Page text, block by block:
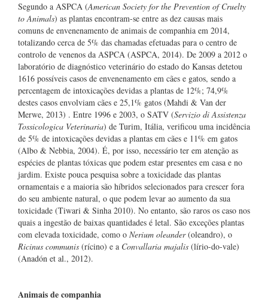
Segundo a ASPCA (American Society for the Prevention of Cruelty
to Animals) as plantas encontram-se entre as dez causas mais
comuns de envenenamento de animais de companhia em 2014,
totalizando cerca de 5% das chamadas efetuadas para o centro de
controlo de venenos da ASPCA (ASPCA, 2014). De 2009 a 2012 o
laboratório de diagnóstico veterinário do estado do Kansas detetou
1616 possíveis casos de envenenamento em cães e gatos, sendo a
percentagem de intoxicações devidas a plantas de 12%; 74,9%
destes casos envolviam cães e 25,1% gatos (Mahdi & Van der
Merwe, 2013) . Entre 1996 e 2003, o SATV (Servizio di Assistenza
Tossicologica Veterinaria) de Turim, Itália, verificou uma incidência
de 5% de intoxicações devidas a plantas em cães e 11% em gatos
(Albo & Nebbia, 2004). É, por isso, necessário ter em atenção as
espécies de plantas tóxicas que podem estar presentes em casa e no
jardim. Existe pouca pesquisa sobre a toxicidade das plantas
ornamentais e a maioria são híbridos selecionados para crescer fora
do seu ambiente natural, o que podem levar ao aumento da sua
toxicidade (Tiwari & Sinha 2010). No entanto, são raros os caso nos
quais a ingestão de baixas quantidades é letal. São exceções plantas
com elevada toxicidade, como o Nerium oleander(oleandro), o
Ricinus communis (rícino) e a Convallaria majalis (lírio-do-vale)
(Anadón et al., 2012).
Animais de companhia